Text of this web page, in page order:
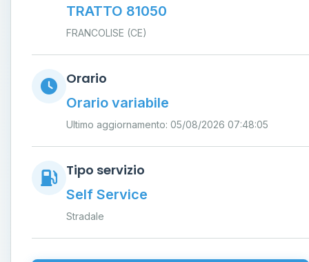
TRATTO 81050
FRANCOLISE (CE)
Orario
Orario variabile
Ultimo aggiornamento: 05/08/2026 07:48:05
Tipo servizio
Self Service
Stradale